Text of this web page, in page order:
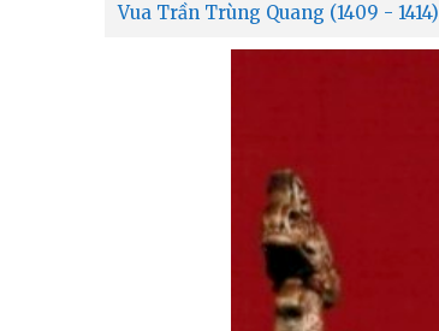
Vua Trần Trùng Quang (1409 - 1414)